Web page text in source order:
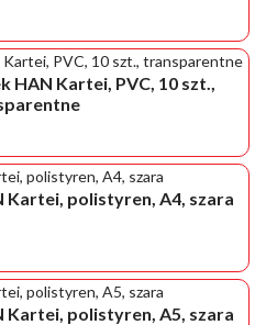
HAN Kartei, PVC, 10 szt.,
polistyren, A4, szara
polistyren, A5, szara